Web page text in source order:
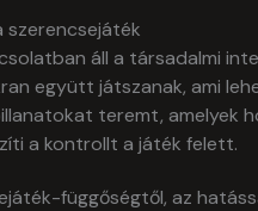
szerencsejáték
áll a társadalmi
együtt játszanak, ami
teremt, amelyek
a kontrollt a játék felett.
függőségtől, az